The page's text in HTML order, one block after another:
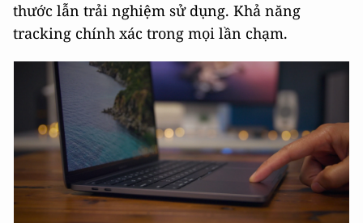
thước lẫn trải nghiệm sử dụng. Khả năng
tracking chính xác trong mọi lần chạm.